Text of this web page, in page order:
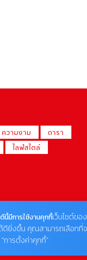
ความงาม
ดารา
ไลฟ์สไตล์
ต์นี้มีการใช้งานคุกกี้เว็บไซต์ขอ
ดียิ่งขึ้น คุณสามารถเลือกที่
การตั้งค่าคุกกี้”